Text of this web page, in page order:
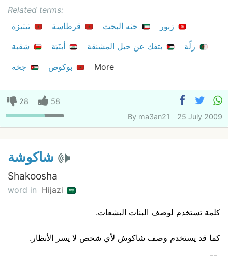
Related terms:
تيتيزة
قرطاسة جنه البخت
زبور
شقبة
أبنَيَة بتفك عن حبل المشنقة
زلّة
جخه
بوكوص More
28
58
By ma3an21 25 July 2009
شاكوشة
Shakoosha
word in Hijazi
كلمة تستخدم لوصف البنات البشعات.
كما قد يستخدم وصف شاكوش لأي شخص لا يسر الأنظار.